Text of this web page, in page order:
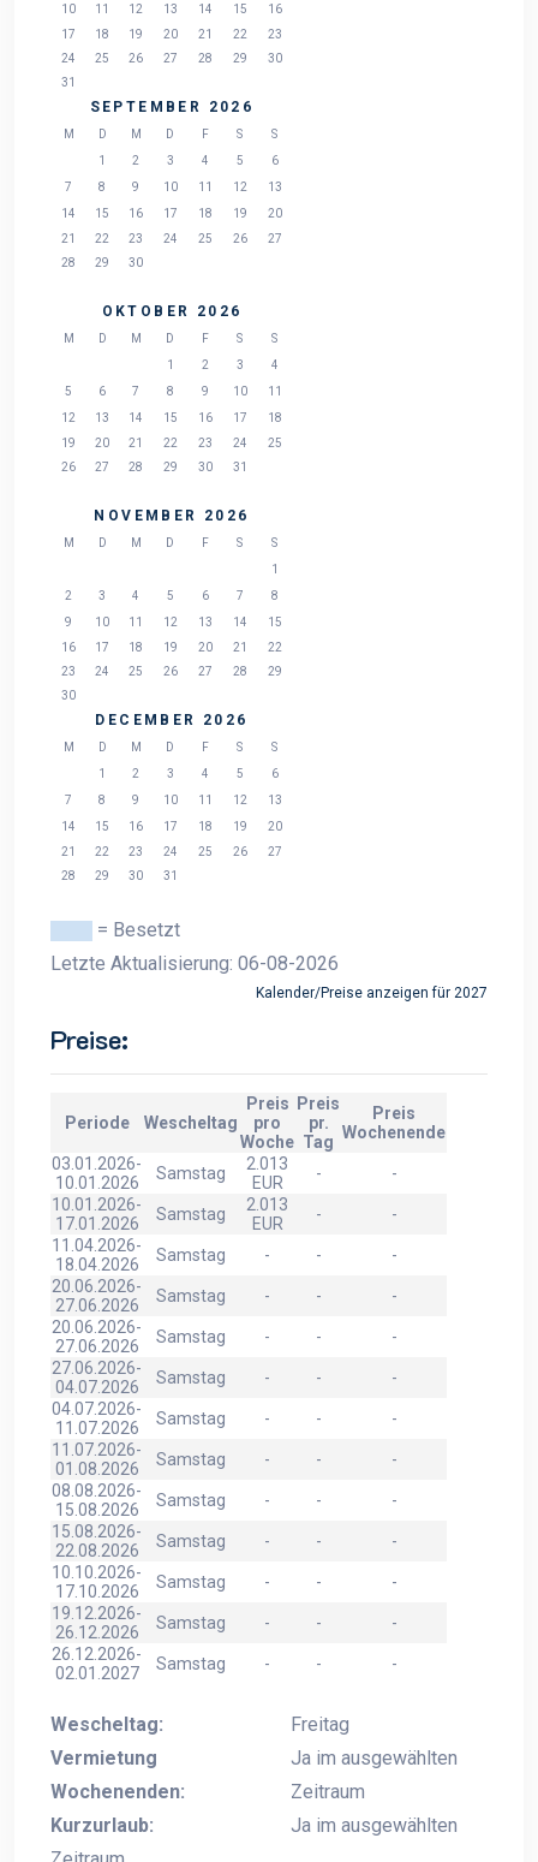
10 11 12 13 14 15
16
17
18 19 20 21 22
23
24
25 26 27 28 29
30
31
SEPTEMBER 2026
M D M D F S
S
1
2 3 4 5
6
7
8 9 10 11 12
13
14
15 16 17 18 19
20
21
22 23 24 25 26
27
28
29 30
OKTOBER 2026
M D M D F S
S
1
2 3
4
5
6 7 8 9 10
11
12
13 14 15 16 17
18
19
20 21 22 23 24
25
26
27 28 29 30 31
NOVEMBER 2026
M D M D F S
S
1
2
3 4 5 6 7
8
9
10 11 12 13 14
15
16
17 18 19 20 21
22
23
24 25 26 27 28
29
30
DECEMBER 2026
M D M D F S
S
1
2 3 4 5
6
7
8 9 10 11 12
13
14
15 16 17 18 19
20
21
22 23 24 25 26
27
28
29 30 31
= Besetzt
Letzte Aktualisierung: 06-08-2026
Kalender/Preise anzeigen für 2027
Preise:
Periode Wescheltag
Preis
pro
Woche
Preis
pr.
Tag
Preis
Wochenende
03.01.2026-
10.01.2026
Samstag
2.013
EUR
-
-
10.01.2026-
17.01.2026
Samstag
2.013
EUR
-
-
11.04.2026-
18.04.2026
Samstag - -
-
20.06.2026-
27.06.2026
Samstag - -
-
20.06.2026-
27.06.2026
Samstag - -
-
27.06.2026-
04.07.2026
Samstag - -
-
04.07.2026-
11.07.2026
Samstag - -
-
11.07.2026-
01.08.2026
Samstag - -
-
08.08.2026-
15.08.2026
Samstag - -
-
15.08.2026-
22.08.2026
Samstag - -
-
10.10.2026-
17.10.2026
Samstag - -
-
19.12.2026-
26.12.2026
Samstag - -
-
26.12.2026-
02.01.2027
Samstag - - -
Wescheltag:
Freitag
Vermietung
Wochenenden:
Ja im ausgewählten
Zeitraum
Kurzurlaub:
Ja im ausgewählten